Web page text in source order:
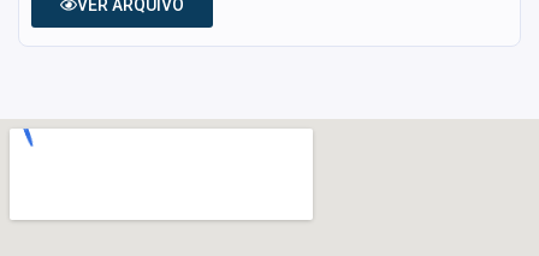
VER ARQUIVO